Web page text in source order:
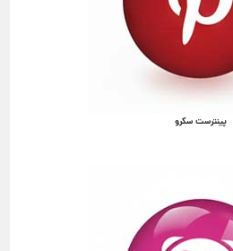
پینترست سکرو